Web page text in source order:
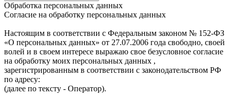
Обработка персональных данных
Согласие на обработку персональных данных
Настоящим в соответствии с Федеральным законом № 152-ФЗ
«О персональных данных» от 27.07.2006 года свободно, своей
волей и в своем интересе выражаю свое безусловное согласие
на обработку моих персональных данных ,
зарегистрированным в соответствии с законодательством РФ
по адресу:
(далее по тексту - Оператор).